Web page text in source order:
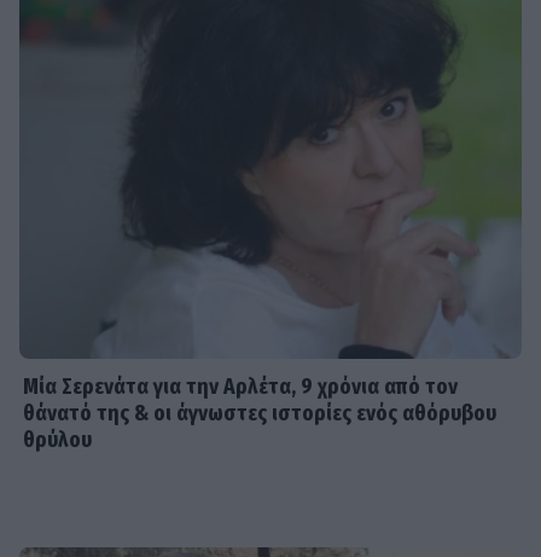
Μία Σερενάτα για την Αρλέτα, 9 χρόνια από τον
θάνατό της & οι άγνωστες ιστορίες ενός αθόρυβου
θρύλου